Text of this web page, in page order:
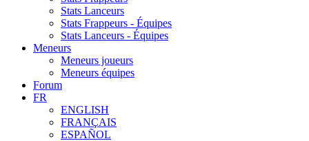
Stats Lanceurs
Stats Frappeurs - Équipes
Stats Lanceurs - Équipes
Meneurs
Meneurs joueurs
Meneurs équipes
Forum
FR
ENGLISH
FRANÇAIS
ESPAÑOL